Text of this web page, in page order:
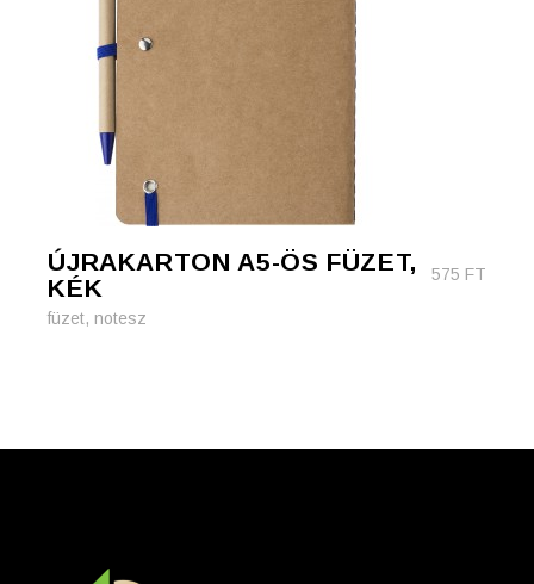
ÚJRAKARTON A5-ÖS FÜZET,
KÉK
575 FT
füzet, notesz